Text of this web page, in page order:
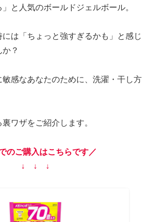
」と人気のボールドジェルボール。
には「ちょっと強すぎるかも」と感じ
？
感なあなたのために、洗濯・干し方
ワザをご紹介します。
のご購入はこちらです／
↓ ↓ ↓